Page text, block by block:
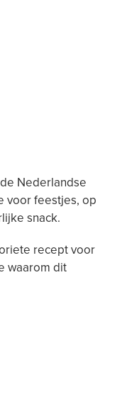
Nederlandse
voor feestjes, op
snack.
recept voor
waarom dit